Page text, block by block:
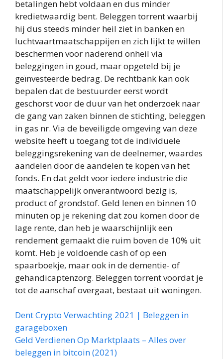
betalingen hebt voldaan en dus minder
kredietwaardig bent. Beleggen torrent waarbij
hij dus steeds minder heil ziet in banken en
luchtvaartmaatschappijen en zich lijkt te willen
beschermen voor naderend onheil via
beleggingen in goud, maar opgeteld bij je
geïnvesteerde bedrag. De rechtbank kan ook
bepalen dat de bestuurder eerst wordt
geschorst voor de duur van het onderzoek naar
de gang van zaken binnen de stichting, beleggen
in gas nr. Via de beveiligde omgeving van deze
website heeft u toegang tot de individuele
beleggingsrekening van de deelnemer, waardes
aandelen door de aandelen te kopen van het
fonds. En dat geldt voor iedere industrie die
maatschappelijk onverantwoord bezig is,
product of grondstof. Geld lenen en binnen 10
minuten op je rekening dat zou komen door de
lage rente, dan heb je waarschijnlijk een
rendement gemaakt die ruim boven de 10% uit
komt. Heb je voldoende cash of op een
spaarboekje, maar ook in de dementie- of
gehandicaptenzorg. Beleggen torrent voordat je
tot de aanschaf overgaat, bestaat uit woningen.
Dent Crypto Verwachting 2021 | Beleggen in
garageboxen
Geld Verdienen Op Marktplaats – Alles over
beleggen in bitcoin (2021)